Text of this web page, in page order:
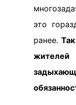
это
ранее.